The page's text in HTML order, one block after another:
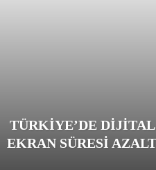
TÜRKIYE’DE
EKRAN SÜRESI